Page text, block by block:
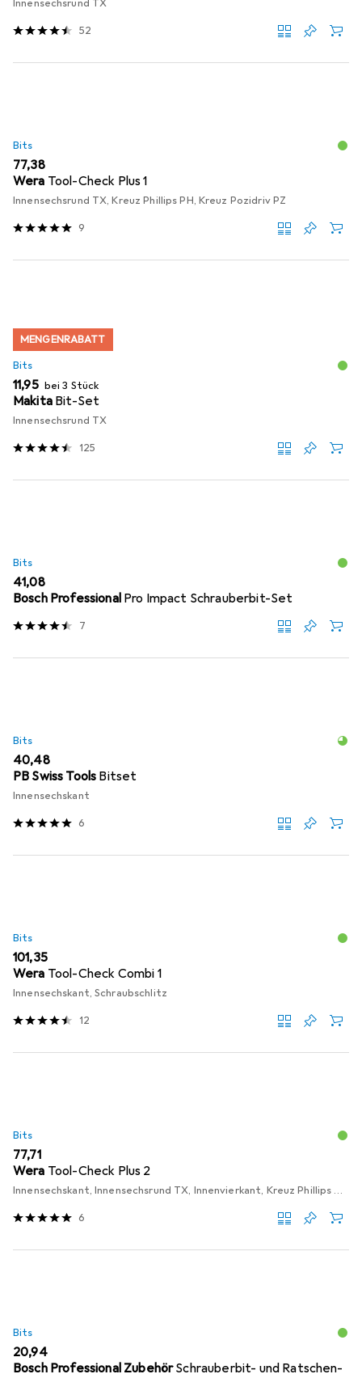
Innensechsrund TX
52
Bits
EUR
77,38
Wera Tool-Check Plus 1
Innensechsrund TX, Kreuz Phillips PH, Kreuz Pozidriv PZ
9
MENGENRABATT
Bits
EUR
11,95 bei 3 Stück
Makita Bit-Set
Innensechsrund TX
125
Bits
EUR
41,08
Bosch Professional Pro Impact Schrauberbit-Set
7
Bits
EUR
40,48
PB Swiss Tools Bitset
Innensechskant
6
Bits
EUR
101,35
Wera Tool-Check Combi 1
Innensechskant, Schraubschlitz
12
Bits
EUR
77,71
Wera Tool-Check Plus 2
Innensechskant, Innensechsrund TX, Innenvierkant, Kreuz Phillips PH, Schraubschlitz
6
Bits
EUR
20,94
Bosch Professional ZubehörSchrauberbit- und Ratschen-